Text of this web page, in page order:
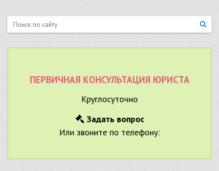
ПЕРВИЧНАЯ КОНСУЛЬТАЦИЯ ЮРИСТА
Круглосуточно
Задать вопрос
Или звоните по телефону: